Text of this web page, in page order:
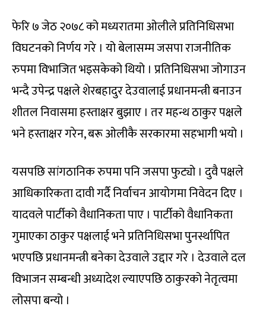
फेरि ७ जेठ २०७८ को मध्यरातमा ओलीले प्रतिनिधिसभा
विघटनको निर्णय गरे । यो बेलासम्म जसपा राजनीतिक
रुपमा विभाजित भइसकेको थियो । प्रतिनिधिसभा जोगाउन
भन्दै उपेन्द्र पक्षले शेरबहादुर देउवालाई प्रधानमन्त्री बनाउन
शीतल निवासमा हस्ताक्षर बुझाए । तर महन्थ ठाकुर पक्षले
भने हस्ताक्षर गरेन, बरू ओलीकै सरकारमा सहभागी भयो ।
यसपछि सांगठानिक रुपमा पनि जसपा फुट्यो । दुवै पक्षले
आधिकारिकता दावी गर्दै निर्वाचन आयोगमा निवेदन दिए ।
यादवले पार्टीको वैधानिकता पाए । पार्टीको वैधानिकता
गुमाएका ठाकुर पक्षलाई भने प्रतिनिधिसभा पुनर्स्थापित
भएपछि प्रधानमन्त्री बनेका देउवाले उद्दार गरे । देउवाले दल
विभाजन सम्बन्धी अध्यादेश ल्याएपछि ठाकुरको नेतृत्वमा
लोसपा बन्यो ।